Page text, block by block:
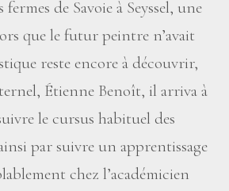
de Savoie à Seyssel, une
que le futur peintre n’avait
reste encore à découvrir,
Étienne Benoît, il arriva à
le cursus habituel des
par suivre un apprentissage
chez l’académicien